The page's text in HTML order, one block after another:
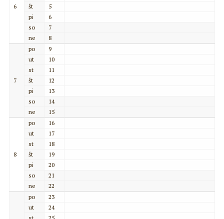
6
št
5
pi
6
so
7
ne
8
7
po
9
ut
10
st
11
št
12
pi
13
so
14
ne
15
8
po
16
ut
17
st
18
št
19
pi
20
so
21
ne
22
po
23
ut
24